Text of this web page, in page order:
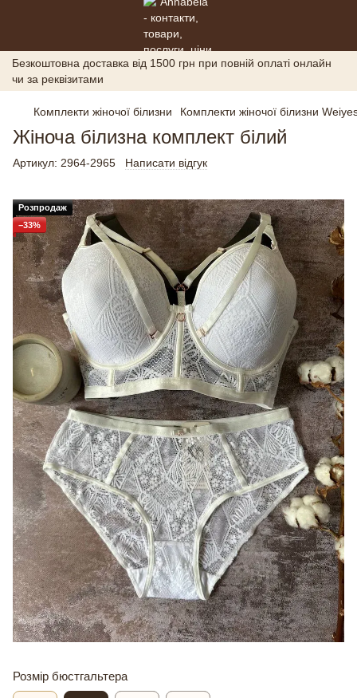
Безкоштовна доставка від 1500 грн при повній оплаті онлайн
чи за реквізитами
Комплекти жіночої білизни Комплекти жіночої білизни
Жіноча білизна комплект білий
Артикул: 2964-2965 Написати відгук
Розпродаж
−33%
Розмір бюстгальтера